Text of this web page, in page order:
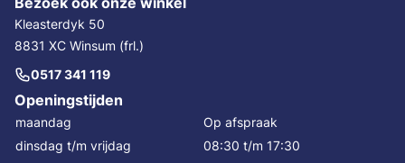
Kleasterdyk 50
8831 XC Winsum (frl.)
0517 341 119
Openingstijden
maandag
Op afspraak
dinsdag t/m vrijdag
08:30 t/m 17:30